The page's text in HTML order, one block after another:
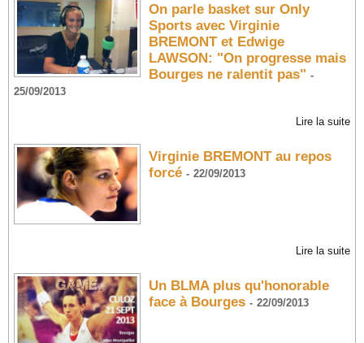
On parle basket sur Only
Sports avec Virginie
BREMONT et Edwige
LAWSON: "On progresse mais
Bourges ne ralentit pas" -
25/09/2013
Lire la suite
Virginie BREMONT au repos
forcé - 22/09/2013
Lire la suite
Un BLMA plus qu'honorable
face à Bourges - 22/09/2013